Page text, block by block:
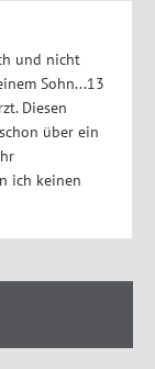
und nicht
Sohn...13
Diesen
über ein
ich keinen